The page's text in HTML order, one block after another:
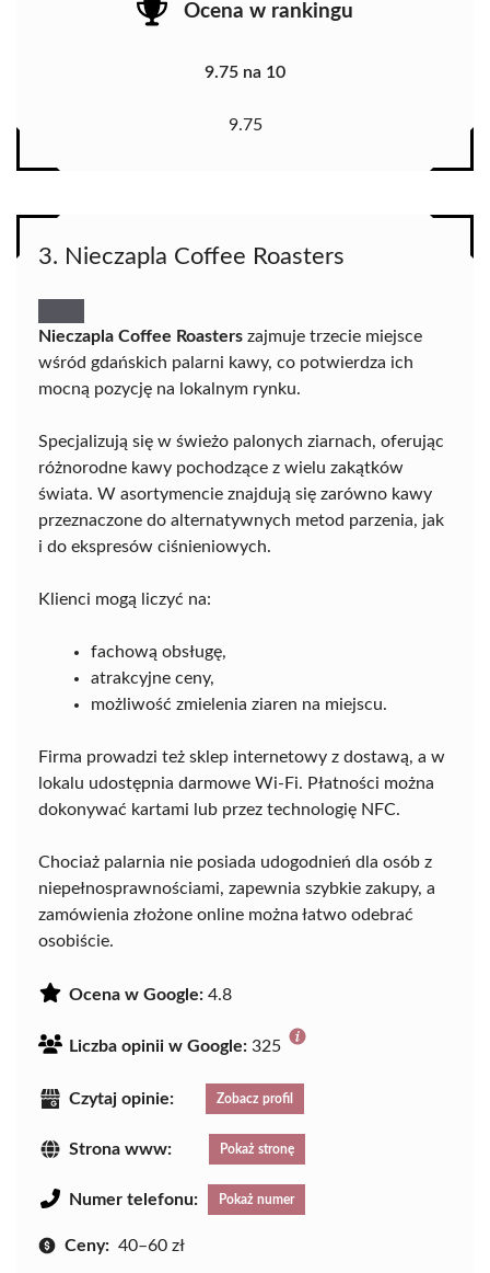
Ocena w rankingu
9.75 na 10
9.75
3. Nieczapla Coffee Roasters
Nieczapla Coffee Roasters zajmuje trzecie miejsce
wśród gdańskich palarni kawy, co potwierdza ich
mocną pozycję na lokalnym rynku.
Specjalizują się w świeżo palonych ziarnach, oferując
różnorodne kawy pochodzące z wielu zakątków
świata. W asortymencie znajdują się zarówno kawy
przeznaczone do alternatywnych metod parzenia, jak
i do ekspresów ciśnieniowych.
Klienci mogą liczyć na:
fachową obsługę,
atrakcyjne ceny,
możliwość zmielenia ziaren na miejscu.
Firma prowadzi też sklep internetowy z dostawą, a w
lokalu udostępnia darmowe Wi-Fi. Płatności można
dokonywać kartami lub przez technologię NFC.
Chociaż palarnia nie posiada udogodnień dla osób z
niepełnosprawnościami, zapewnia szybkie zakupy, a
zamówienia złożone online można łatwo odebrać
osobiście.
Ocena w Google: 4.8
Liczba opinii w Google: 325
Czytaj opinie: Zobacz profil
Strona www: Pokaż stronę
Numer telefonu: Pokaż numer
Ceny: 40–60 zł